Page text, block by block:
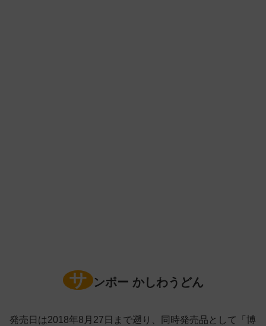
サ ンポー かしわうどん
発売日は2018年8月27日まで遡り、同時発売品として「博